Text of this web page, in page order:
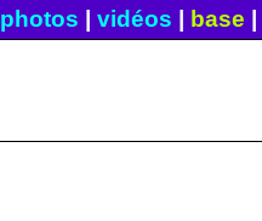
photos vidéos base